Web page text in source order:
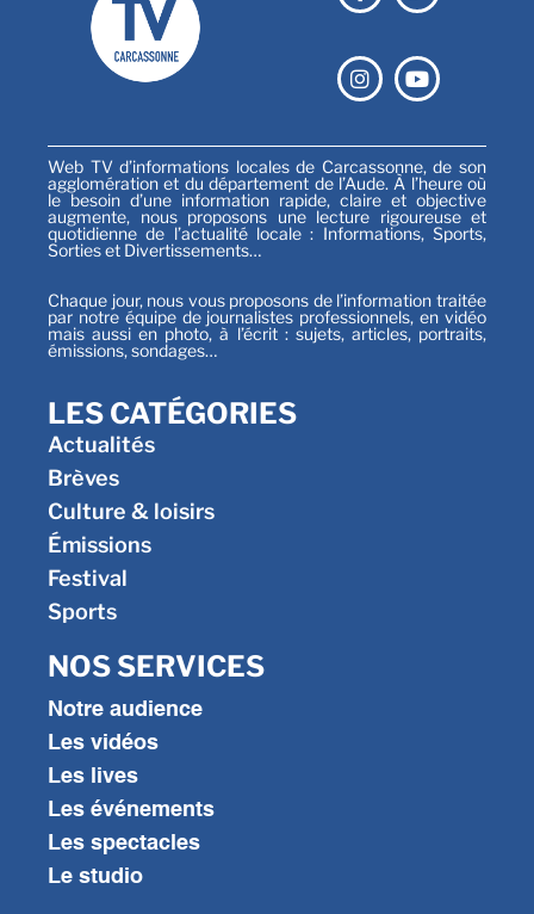
Web TV d’informations locales de Carcassonne, de son
agglomération et du département de l’Aude. À l’heure où
le besoin d’une information rapide, claire et objective
augmente, nous proposons une lecture rigoureuse et
quotidienne de l’actualité locale : Informations, Sports,
Sorties et Divertissements…
Chaque jour, nous vous proposons de l’information traitée
par notre équipe de journalistes professionnels, en vidéo
mais aussi en photo, à l’écrit : sujets, articles, portraits,
émissions, sondages…
LES CATÉGORIES
Actualités
Brèves
Culture & loisirs
Émissions
Festival
Sports
NOS SERVICES
Notre audience
Les vidéos
Les lives
Les événements
Les spectacles
Le studio